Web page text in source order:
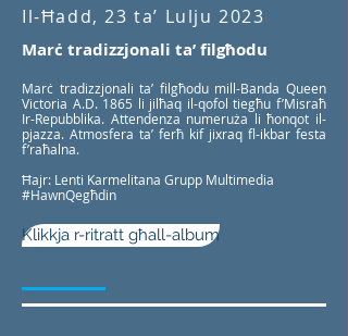
Il-Ħadd, 23 ta’ Lulju 2023
Marċ tradizzjonali ta’ filgħodu
Marċ tradizzjonali ta’ filgħodu mill-Banda Queen
Victoria A.D. 1865 li jilħaq il-qofol tiegħu f’Misraħ
Ir-Repubblika. Attendenza numeruża li ħonqot il-
pjazza. Atmosfera ta’ ferħ kif jixraq fl-ikbar festa
f’raħalna.
Ħajr: Lenti Karmelitana Grupp Multimedia
#HawnQegħdin
Klikkja r-ritratt għall-album